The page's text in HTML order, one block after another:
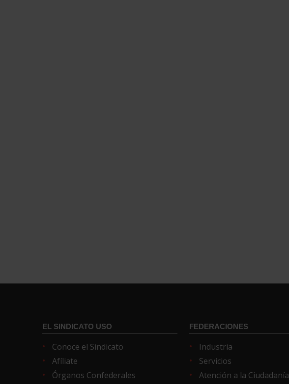
EL SINDICATO USO
Conoce el Sindicato
Afíliate
Órganos Confederales
FEDERACIONES
Industria
Servicios
Atención a la Ciudadanía